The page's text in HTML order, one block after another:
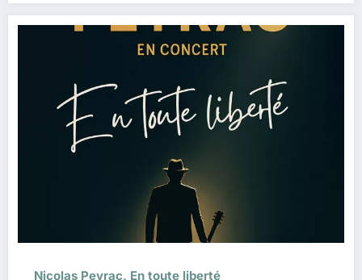
Nicolas Peyrac, En toute liberté